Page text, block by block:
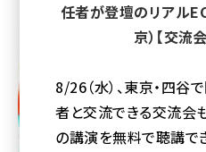
yahoo (1900)
楽天 (1871)
E-
任者が登壇のリアル
京）【交流
8/26（水）、東京・四谷
者と交流できる交流会
の講演を無料で聴講で